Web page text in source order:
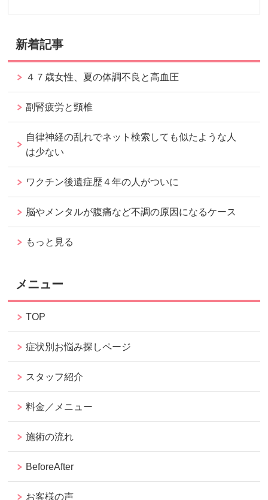
新着記事
４７歳女性、夏の体調不良と高血圧
副腎疲労と頸椎
自律神経の乱れでネット検索しても似たような人
は少ない
ワクチン後遺症歴４年の人がついに
脳やメンタルが腹痛など不調の原因になるケース
もっと見る
メニュー
TOP
症状別お悩み探しページ
スタッフ紹介
料金／メニュー
施術の流れ
BeforeAfter
お客様の声